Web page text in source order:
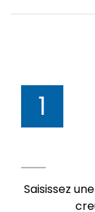
1
Saisissez